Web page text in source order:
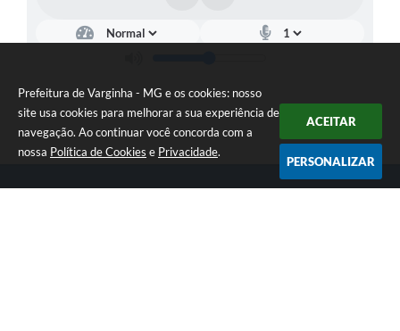
Prefeitura de Varginha - MG e os cookies: nosso
site usa cookies para melhorar a sua experiência de
navegação. Ao continuar você concorda com a
nossa Política de Cookies e Privacidade.
ACEITAR
PERSONALIZAR